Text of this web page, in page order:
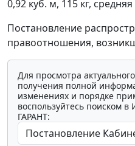
0,92 куб. м, 115 кг,
Постановление
правоотношения,
Для просмотра
получения полной
изменениях и порядке
воспользуйтесь поиском
ГАРАНТ: